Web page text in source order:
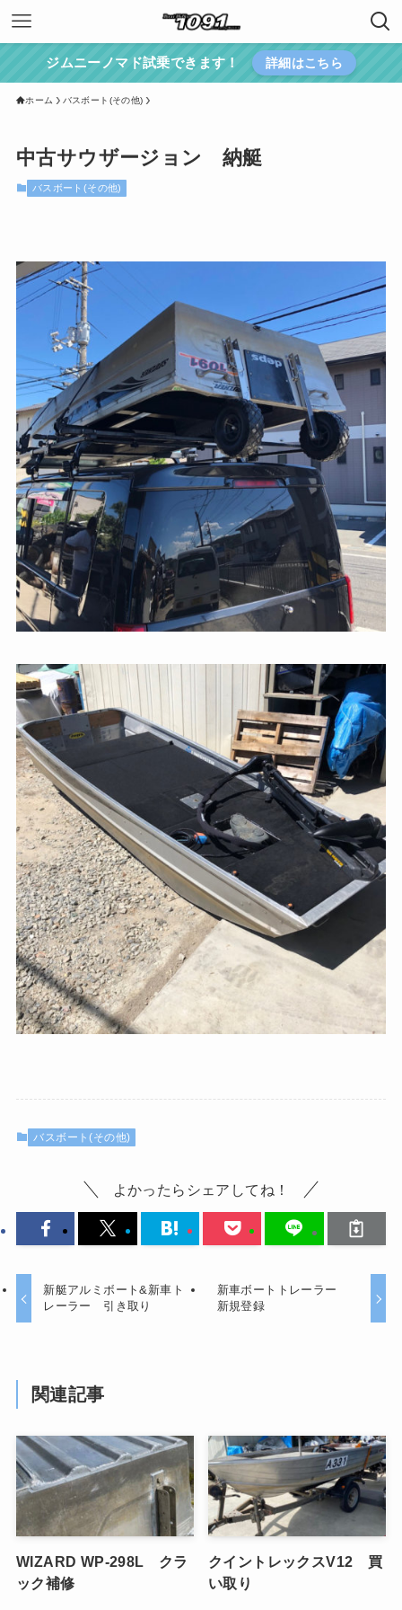
ジムニーノマド試乗できます！ 詳細はこちら
ホーム バスボート(その他)
中古サウザージョン 納艇
バスボート(その他)
バスボート(その他)
よかったらシェアしてね！
新艇アルミボート&新車ト
レーラー 引き取り
新車ボートトレーラー
新規登録
関連記事
WIZARD WP-298L クラ
ック補修
クイントレックスV12 買
い取り